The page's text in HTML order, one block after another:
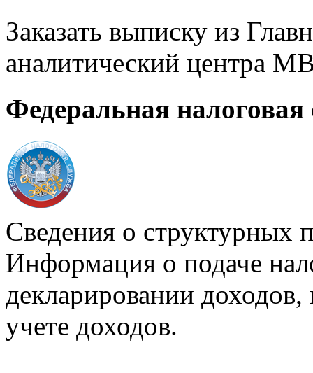
Заказать выписку из
аналитический центра
Федеральная налоговая
Сведения о структурных
Информация о подаче
декларировании доходов,
учете доходов.